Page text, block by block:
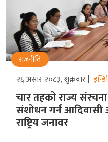
राजनीति
२६ असार २०८३, शुक्रवार
चार तहको राज्य
संशोधन गर्न आदिवासी
राष्ट्रिय जनावर